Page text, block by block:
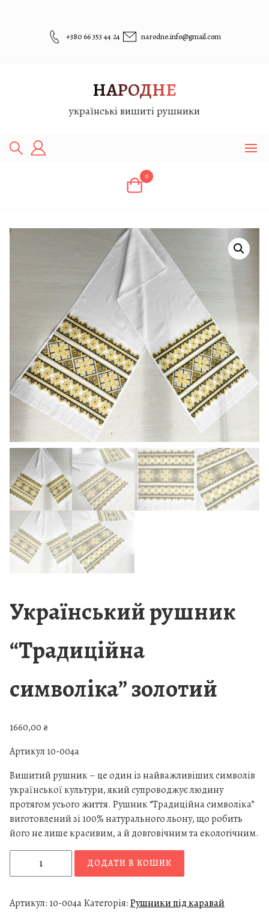
+380 66 353 44 24 narodne.info@gmail.com
НАРОДНЕ
українські вишиті рушники
0
Український рушник
“Традиційна
символіка” золотий
1660,00₴
Артикул 10-004а
Вишитий рушник – це один із найважливіших символів
української культури, який супроводжує людину
протягом усього життя. Рушник “Традиційна символіка”
виготовлений зі 100% натурального льону, що робить
його не лише красивим, а й довговічним та екологічним.
а
ДОДАТИ В КОШИК
Артикул: 10-004аКатегорія:Рушники під каравай